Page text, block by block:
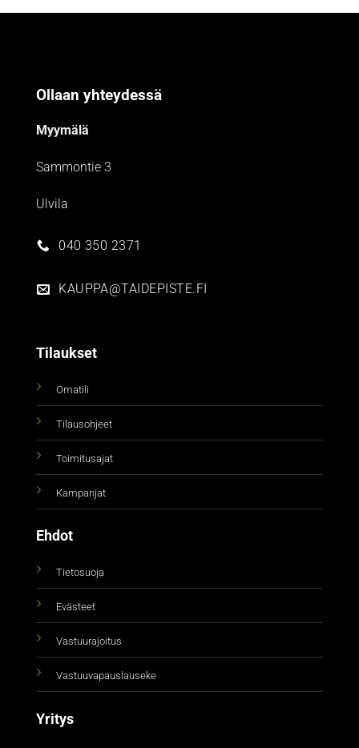
Ollaan yhteydessä
Myymälä
Sammontie 3
Ulvila
040 350 2371
KAUPPA@TAIDEPISTE.FI
Tilaukset
Omatili
Tilausohjeet
Toimitusajat
Kampanjat
Ehdot
Tietosuoja
Evästeet
Vastuurajoitus
Vastuuvapauslauseke
Yritys